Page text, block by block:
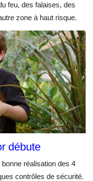
feu, des falaises, des
zone à haut risque.
débute
réalisation des 4
contrôles de sécurité.